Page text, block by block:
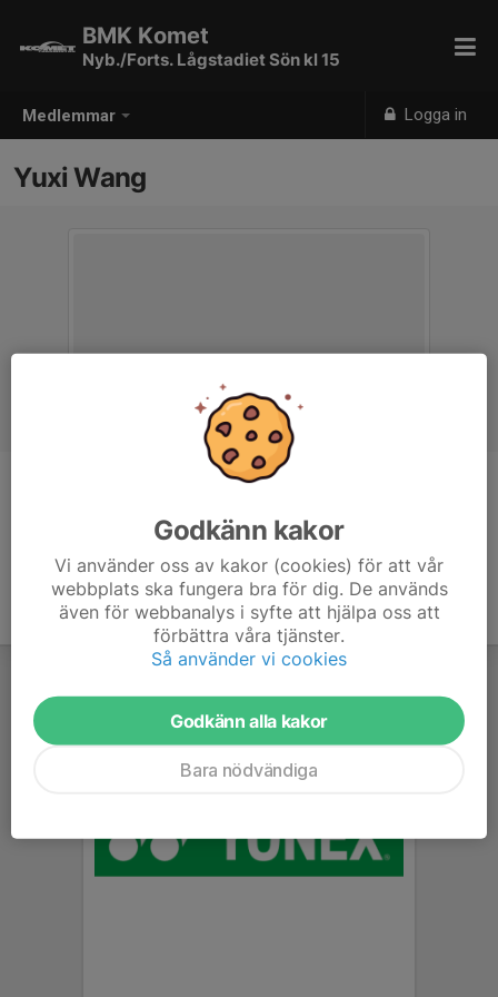
Medlemmar Logga in
BMK Komet
Nyb./Forts. Lågstadiet Sön kl 15
Yuxi Wang
Godkänn kakor
Vi använder oss av kakor (cookies) för att vår
webbplats ska fungera bra för dig. De används
även för webbanalys i syfte att hjälpa oss att
förbättra våra tjänster.
Så använder vi cookies
Godkänn alla kakor
Bara nödvändiga